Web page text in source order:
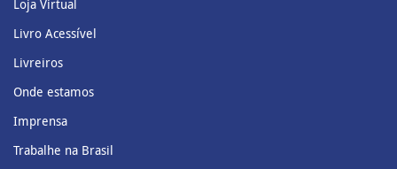
Loja Virtual
Livro Acessível
Livreiros
Onde estamos
Imprensa
Trabalhe na Brasil